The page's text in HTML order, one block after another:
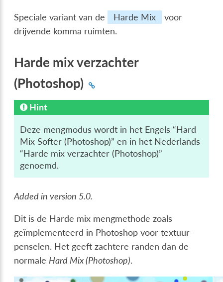
Speciale variant van de Harde Mix
voor
drijvende komma ruimten.
Harde mix verzachter
(Photoshop)
Hint
Deze mengmodus wordt in het Engels “Hard
Mix Softer (Photoshop)” en in het Nederlands
“Harde mix verzachter (Photoshop)”
genoemd.
Added in version 5.0.
Dit is de Harde mix mengmethode zoals
geïmplementeerd in Photoshop voor textuur-
penselen. Het geeft zachtere randen dan de
normale Hard Mix (Photoshop).